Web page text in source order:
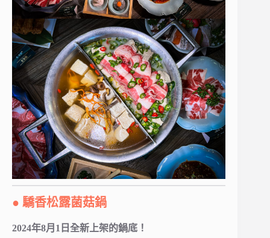
● 驕香松露菌菇鍋
2024年8月1日全新上架的鍋底！